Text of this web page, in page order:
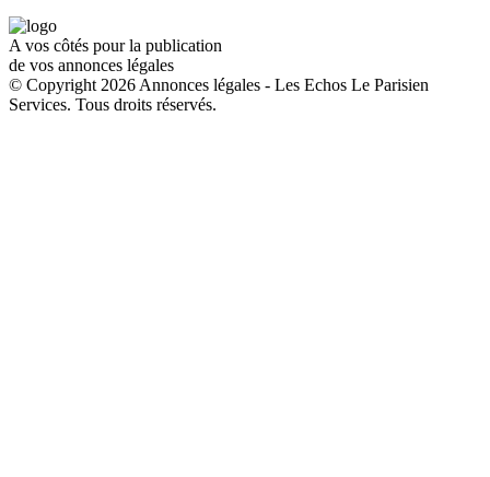
A vos côtés pour la publication
de vos annonces légales
© Copyright 2026 Annonces légales - Les Echos Le Parisien
Services. Tous droits réservés.